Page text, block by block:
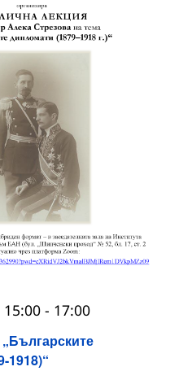
1918)“
15:00 - 17:00